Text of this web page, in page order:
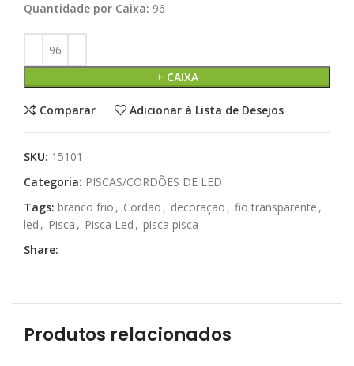
Quantidade por Caixa: 96
+ CAIXA
Comparar Adicionar à Lista de Desejos
SKU: 15101
Categoria: PISCAS/CORDÕES DE LED
Tags: branco frio , Cordão , decoração , fio transparente ,
led , Pisca , Pisca Led , pisca pisca
Share:
Produtos relacionados